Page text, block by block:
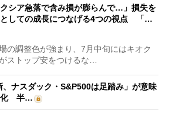
クシア急落で含み損が膨らんで…」損失を
しての成長につなげる4つの視点 「…
の調整色が強まり、7月中旬にはキオク
ストップ安をつけるな…
、ナスダック・S&P500は足踏み」が意味
化 半…